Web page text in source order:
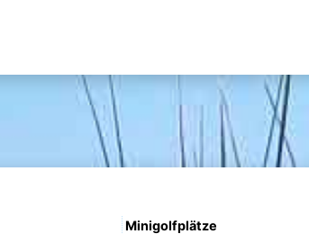
Minigolfplätze